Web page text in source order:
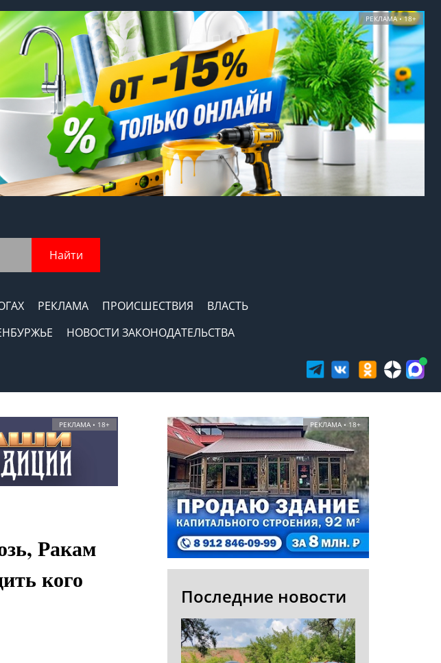
РЕКЛАМА • 18+
Найти
РЕКЛАМА ПРОИСШЕСТВИЯ
ВЛАСТЬ
НОВОСТИ ЗАКОНОДАТЕЛЬСТВА
РЕКЛАМА • 18+
Ракам
кого
РЕКЛАМА • 18+
Последние новости